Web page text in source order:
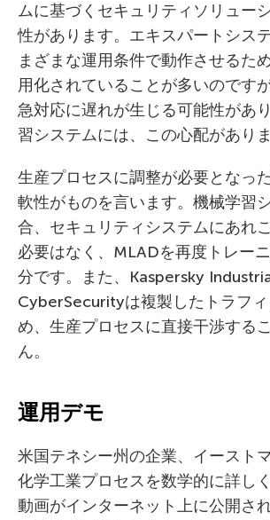
ムに基づくセキュリティソリュー
性があります。エキスパートシス
まざまな運用条件で動作させるた
用化されていることが多いのです
急対応に遅れが生じる可能性があ
習システムには、この心配がありま
生産プロセスに調整が必要となっ
軟性がものを言います。機械学習
合、セキュリティシステムにあれ
必要はなく、MLADを再度トレー
分です。また、Kaspersky
CyberSecurityは複製したトラフ
め、生産プロセスに直接干渉する
ん。
運用デモ
米国テネシー州の企業、イースト
化学工業プロセスを数学的に詳し
動画がインターネット上に公開さ